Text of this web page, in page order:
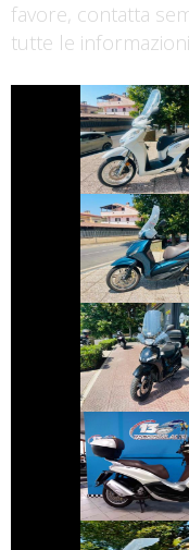
favore, contatta
tutte le
HONDA
€
PEUGEOT
€
€
€